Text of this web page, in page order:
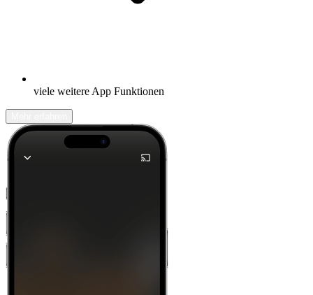
viele weitere App Funktionen